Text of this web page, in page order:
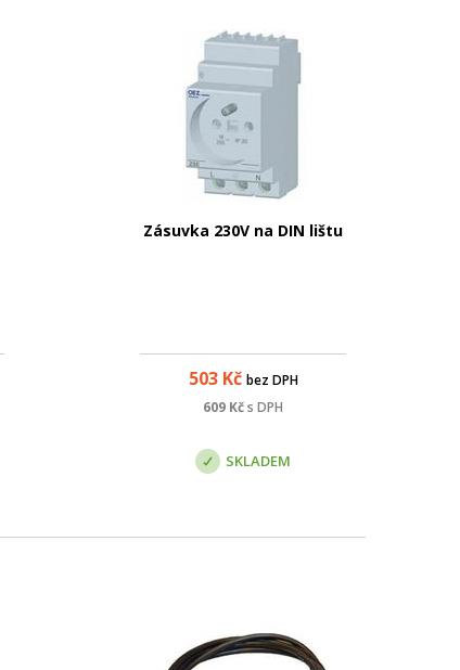
Zásuvka 230V na DIN lištu
503Kč bez DPH
609 Kčs DPH
SKLADEM